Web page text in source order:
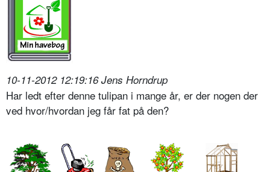
10-11-2012 12:19:16 Jens Horndrup
Har ledt efter denne tulipan i mange år, er der nogen der
ved hvor/hvordan jeg får fat på den?